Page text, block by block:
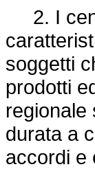
2. I
soggetti
prodotti
regionale
durata a
accordi e